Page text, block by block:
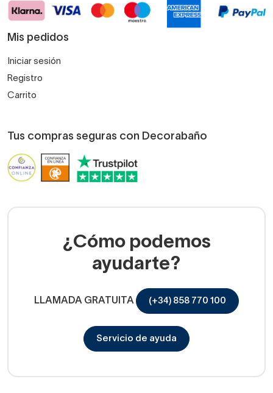
Mis pedidos
Iniciar sesión
Registro
Carrito
Tus compras seguras con Decorabaño
¿Cómo podemos
ayudarte?
LLAMADA GRATUITA (+34) 858 770 100
Servicio de ayuda